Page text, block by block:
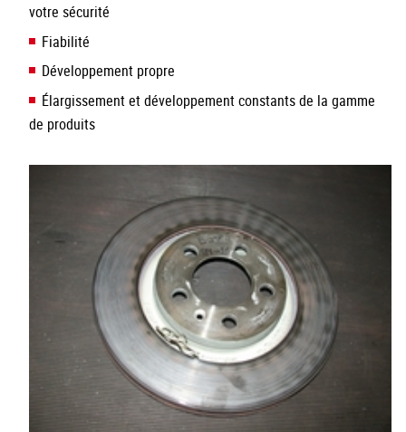
votre sécurité
Fiabilité
Développement propre
Élargissement et développement constants de la gamme
de produits